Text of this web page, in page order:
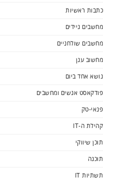
כתבות ראשיות
מחשבים ניידים
מחשבים שולחניים
מחשוב ענן
נושא אחד ביום
פודקאסט אנשים ומחשבים
פנאי-טק
קהילת ה-IT
תוכן שיווקי
תוכנה
תשתיות IT